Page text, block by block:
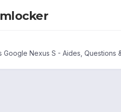
Google Nexus S - Aides, Questions